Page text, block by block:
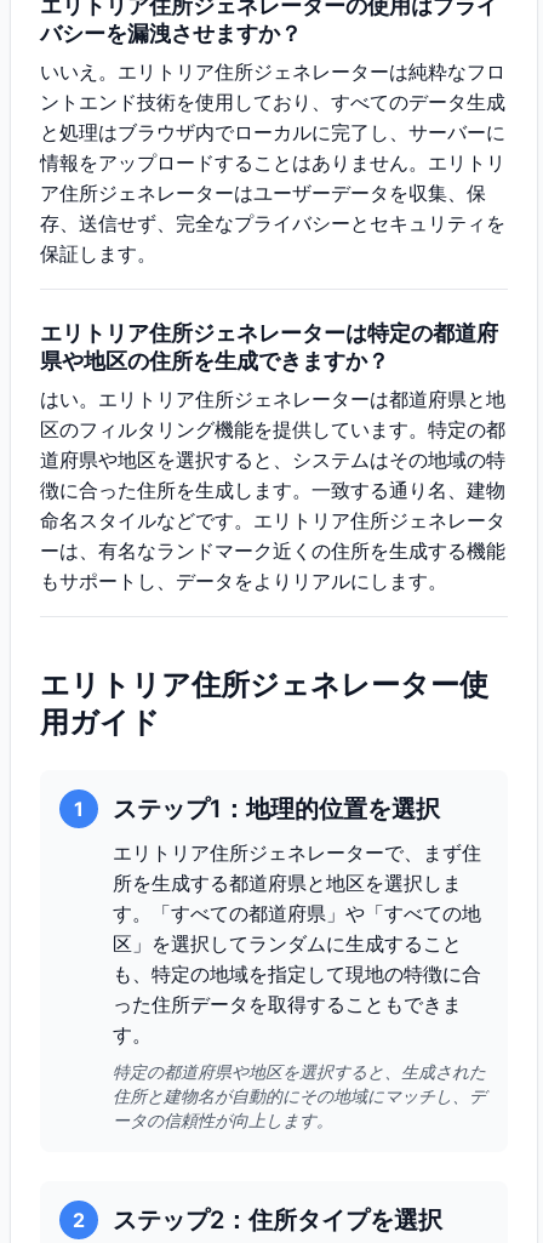
エリトリア住所ジェネレーターの使用はプライ
バシーを漏洩させますか？
いいえ。エリトリア住所ジェネレーターは純粋なフロ
ントエンド技術を使用しており、すべてのデータ生成
と処理はブラウザ内でローカルに完了し、サーバーに
情報をアップロードすることはありません。エリトリ
ア住所ジェネレーターはユーザーデータを収集、保
存、送信せず、完全なプライバシーとセキュリティを
保証します。
エリトリア住所ジェネレーターは特定の都道府
県や地区の住所を生成できますか？
はい。エリトリア住所ジェネレーターは都道府県と地
区のフィルタリング機能を提供しています。特定の都
道府県や地区を選択すると、システムはその地域の特
徴に合った住所を生成します。一致する通り名、建物
命名スタイルなどです。エリトリア住所ジェネレータ
ーは、有名なランドマーク近くの住所を生成する機能
もサポートし、データをよりリアルにします。
エリトリア住所ジェネレーター使
用ガイド
1 ステップ1：地理的位置を選択
エリトリア住所ジェネレーターで、まず住
所を生成する都道府県と地区を選択しま
す。「すべての都道府県」や「すべての地
区」を選択してランダムに生成すること
も、特定の地域を指定して現地の特徴に合
った住所データを取得することもできま
す。
特定の都道府県や地区を選択すると、生成された
住所と建物名が自動的にその地域にマッチし、デ
ータの信頼性が向上します。
2 ステップ2：住所タイプを選択